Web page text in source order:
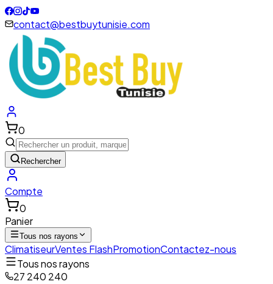
contact@bestbuytunisie.com
0
Rechercher
Compte
0
Panier
Tous nos rayons
ClimatiseurVentes FlashPromotionContactez-nous
Tous nos rayons
27 240 240